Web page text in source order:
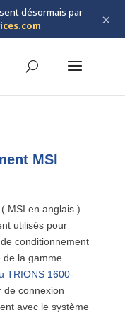
désormais par
×
MSI
MSI en anglais )
utilisés pour
conditionnement
de la gamme
TRIONS 1600-
de connexion
avec le système